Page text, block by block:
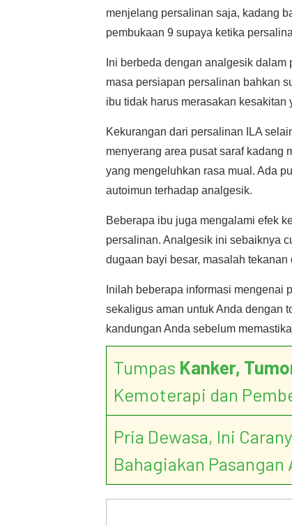
menjelang persalinan saja, kadang
pembukaan 9 supaya ketika
Ini berbeda dengan analgesik
masa persiapan persalinan bahkan
ibu tidak harus merasakan
Kekurangan dari persalinan ILA
menyerang area pusat saraf kadang
yang mengeluhkan rasa mual. Ada
autoimun terhadap analgesik.
Beberapa ibu juga mengalami efek
persalinan. Analgesik ini sebaiknya
dugaan bayi besar, masalah
Inilah beberapa informasi mengenai
sekaligus aman untuk Anda dengan
kandungan Anda sebelum
Tumpas Kanker,
Kemoterapi dan
Pria Dewasa, Ini
Bahagiakan Pasangan